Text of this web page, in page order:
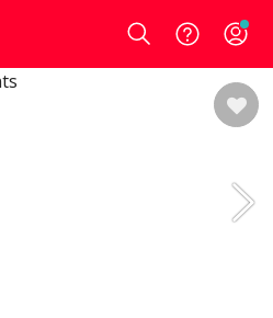
Login